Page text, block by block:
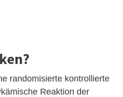
randomisierte kontrollierte
Reaktion der